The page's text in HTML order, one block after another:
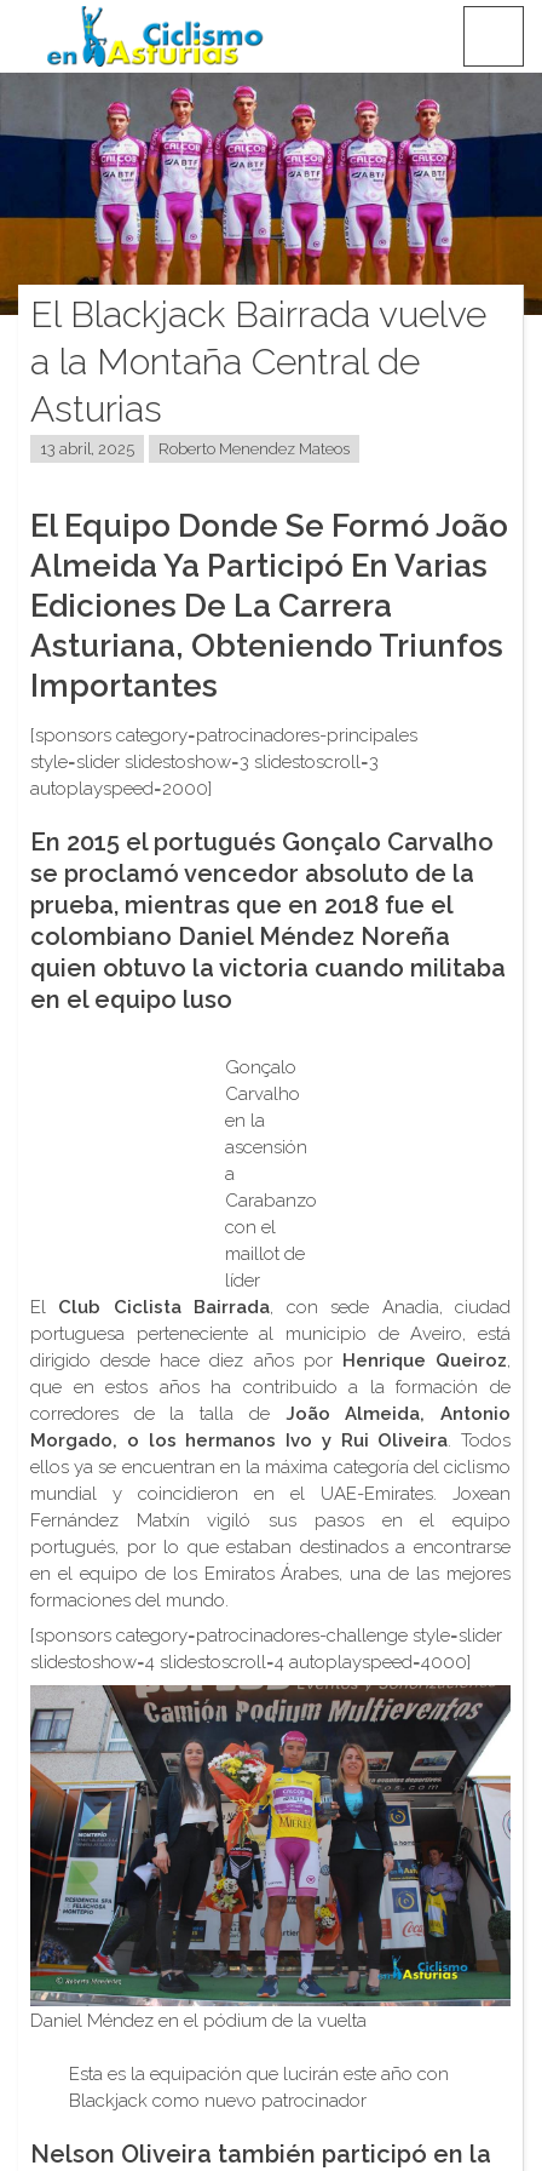
CICLISMO EN ASTURIAS
El Blackjack Bairrada vuelve
a la Montaña Central de
Asturias
13 abril, 2025 Roberto Menendez Mateos
El Equipo Donde Se Formó João
Almeida Ya Participó En Varias
Ediciones De La Carrera
Asturiana, Obteniendo Triunfos
Importantes
[sponsors category=patrocinadores-principales
style=slider slidestoshow=3 slidestoscroll=3
autoplayspeed=2000]
En 2015 el portugués Gonçalo Carvalho
se proclamó vencedor absoluto de la
prueba, mientras que en 2018 fue el
colombiano Daniel Méndez Noreña
quien obtuvo la victoria cuando militaba
en el equipo luso
Gonçalo
Carvalho
en la
ascensión
a
Carabanzo
con el
maillot de
líder
El Club Ciclista Bairrada , con sede Anadia, ciudad
portuguesa perteneciente al municipio de Aveiro, está
dirigido desde hace diez años por Henrique Queiroz
que en estos años ha contribuido a la formación de
corredores de la talla de João Almeida, Antonio
Morgado, o los hermanos Ivo y Rui Oliveira . Todos
ellos ya se encuentran en la máxima categoría del ciclismo
mundial y coincidieron en el UAE-Emirates. Joxean
Fernández Matxín vigiló sus pasos en el equipo
portugués, por lo que estaban destinados a encontrarse
en el equipo de los Emiratos Árabes, una de las mejores
formaciones del mundo.
[sponsors category=patrocinadores-challenge style=slider
slidestoshow=4 slidestoscroll=4 autoplayspeed=4000]
Daniel Méndez en el pódium de la vuelta
Esta es la equipación que lucirán este año con
Blackjack como nuevo patrocinador
Nelson Oliveira también participó en la